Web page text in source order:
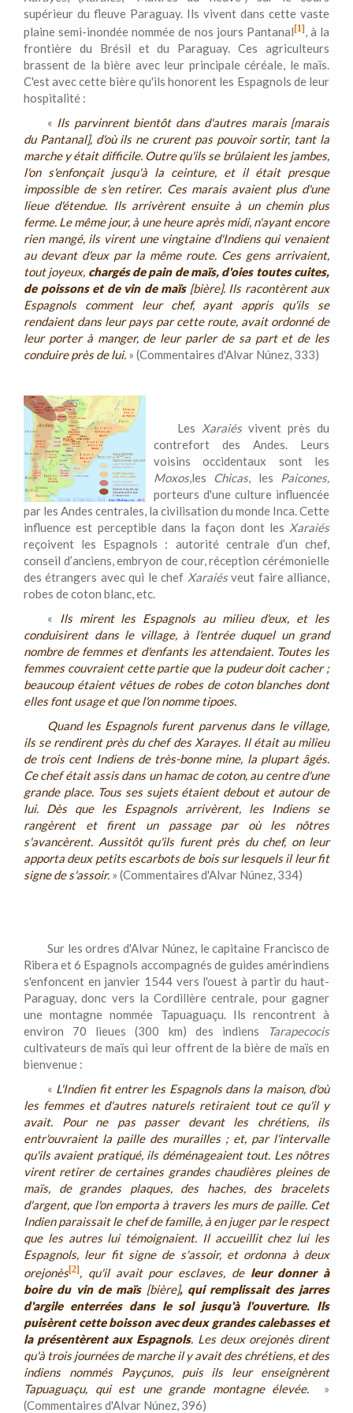
supérieur du fleuve Paraguay. Ils vivent dans cette vaste
plaine semi-inondée nommée de nos jours Pantanal[1], à la
frontière du Brésil et du Paraguay. Ces agriculteurs
brassent de la bière avec leur principale céréale, le maïs.
C'est avec cette bière qu'ils honorent les Espagnols de leur
hospitalité :
« Ils parvinrent bientôt dans d'autres marais [marais
du Pantanal], d'où ils ne crurent pas pouvoir sortir, tant la
marche y était difficile. Outre qu'ils se brûlaient les jambes,
l'on s'enfonçait jusqu'à la ceinture, et il était presque
impossible de s'en retirer. Ces marais avaient plus d'une
lieue d'étendue. Ils arrivèrent ensuite à un chemin plus
ferme. Le même jour, à une heure après midi, n'ayant encore
rien mangé, ils virent une vingtaine d'Indiens qui venaient
au devant d'eux par la même route. Ces gens arrivaient,
tout joyeux, chargés de pain de maïs, d'oies toutes cuites,
de poissons et de vin de maïs[bière]. Ils racontèrent aux
Espagnols comment leur chef, ayant appris qu'ils se
rendaient dans leur pays par cette route, avait ordonné de
leur porter à manger, de leur parler de sa part et de les
conduire près de lui. » (Commentaires d'Alvar Núnez, 333)
Les Xaraiésvivent près du
contrefort des Andes. Leurs
voisins occidentaux sont les
Moxos,les Chicas, les Paicones,
porteurs d'une culture influencée
par les Andes centrales, la civilisation du monde Inca. Cette
influence est perceptible dans la façon dont les Xaraiés
reçoivent les Espagnols : autorité centrale d’un chef,
conseil d’anciens, embryon de cour, réception cérémonielle
des étrangers avec qui le chef Xaraiésveut faire alliance,
robes de coton blanc, etc.
«
Ils mirent les Espagnols au milieu d'eux, et les
conduisirent dans le village, à l'entrée duquel un grand
nombre de femmes et d'enfants les attendaient. Toutes les
femmes couvraient cette partie que la pudeur doit cacher ;
beaucoup étaient vêtues de robes de coton blanches dont
elles font usage et que l'on nomme tipoes.
Quand les Espagnols furent parvenus dans le village,
ils se rendirent près du chef des Xarayes. Il était au milieu
de trois cent Indiens de très-bonne mine, la plupart âgés.
Ce chef était assis dans un hamac de coton, au centre d'une
grande place. Tous ses sujets étaient debout et autour de
lui. Dès que les Espagnols arrivèrent, les Indiens se
rangèrent et firent un passage par où les nôtres
s'avancèrent. Aussitôt qu'ils furent près du chef, on leur
apporta deux petits escarbots de bois sur lesquels il leur fit
signe de s'assoir. » (Commentaires d'Alvar Núnez, 334)
Sur les ordres d'Alvar Núnez, le capitaine Francisco de
Ribera et 6 Espagnols accompagnés de guides amérindiens
s'enfoncent en janvier 1544 vers l'ouest à partir du haut-
Paraguay, donc vers la Cordillère centrale, pour gagner
une montagne nommée Tapuaguaçu. Ils rencontrent à
environ 70 lieues (300 km) des indiens
Tarapecocis
cultivateurs de maïs qui leur offrent de la bière de maïs en
bienvenue :
« L'Indien fit entrer les Espagnols dans la maison, d'où
les femmes et d'autres naturels retiraient tout ce qu'il y
avait. Pour ne pas passer devant les chrétiens, ils
entr'ouvraient la paille des murailles ; et, par l'intervalle
qu'ils avaient pratiqué, ils déménageaient tout. Les nôtres
virent retirer de certaines grandes chaudières pleines de
maïs, de grandes plaques, des haches, des bracelets
d'argent, que l'on emporta à travers les murs de paille. Cet
Indien paraissait le chef de famille, à en juger par le respect
que les autres lui témoignaient. Il accueillit chez lui les
Espagnols, leur fit signe de s'assoir, et ordonna à deux
orejonès[2], qu'il avait pour esclaves, de leur donner à
boire du vin de maïs [bière], qui remplissait des jarres
d'argile enterrées dans le sol jusqu'à l'ouverture. Ils
puisèrent cette boisson avec deux grandes calebasses et
la présentèrent aux Espagnols. Les deux orejonès dirent
qu'à trois journées de marche il y avait des chrétiens, et des
indiens nommés Payçunos, puis ils leur enseignèrent
Tapuaguaçu, qui est une grande montagne élevée. »
(Commentaires d'Alvar Núnez, 396)